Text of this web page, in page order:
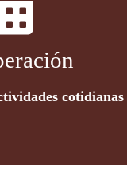
cotidianas